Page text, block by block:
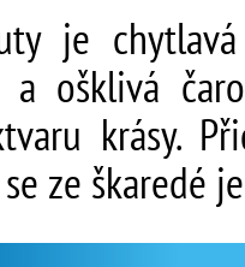
je
a ošklivá
krásy.
ze škaredé